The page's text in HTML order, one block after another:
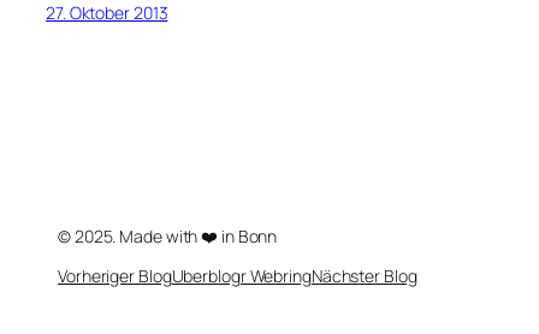
27. Oktober 2013
© 2025. Made with ❤️ in Bonn
Vorheriger BlogUberblogr WebringNächster Blog